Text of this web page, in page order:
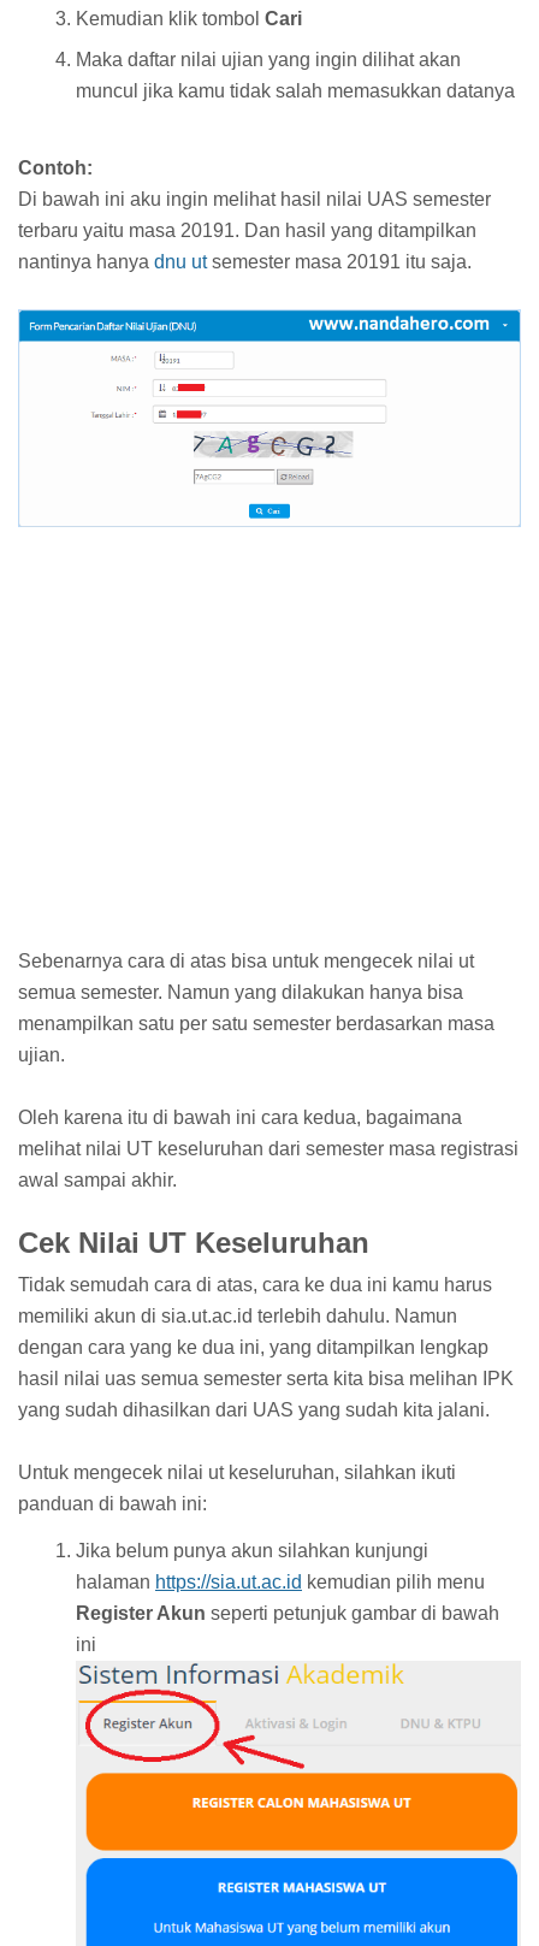
Kemudian klik tombol Cari
Maka daftar nilai ujian yang ingin dilihat akan
muncul jika kamu tidak salah memasukkan datanya
Contoh:
Di bawah ini aku ingin melihat hasil nilai UAS semester
terbaru yaitu masa 20191. Dan hasil yang ditampilkan
nantinya hanya dnu utsemester masa 20191 itu saja.
Sebenarnya cara di atas bisa untuk mengecek nilai ut
semua semester. Namun yang dilakukan hanya bisa
menampilkan satu per satu semester berdasarkan masa
ujian.
Oleh karena itu di bawah ini cara kedua, bagaimana
melihat nilai UT keseluruhan dari semester masa registrasi
awal sampai akhir.
Cek Nilai UT Keseluruhan
Tidak semudah cara di atas, cara ke dua ini kamu harus
memiliki akun di sia.ut.ac.id terlebih dahulu. Namun
dengan cara yang ke dua ini, yang ditampilkan lengkap
hasil nilai uas semua semester serta kita bisa melihan IPK
yang sudah dihasilkan dari UAS yang sudah kita jalani.
Untuk mengecek nilai ut keseluruhan, silahkan ikuti
panduan di bawah ini:
Jika belum punya akun silahkan kunjungi
halaman https://sia.ut.ac.id kemudian pilih menu
Register Akun seperti petunjuk gambar di bawah
ini